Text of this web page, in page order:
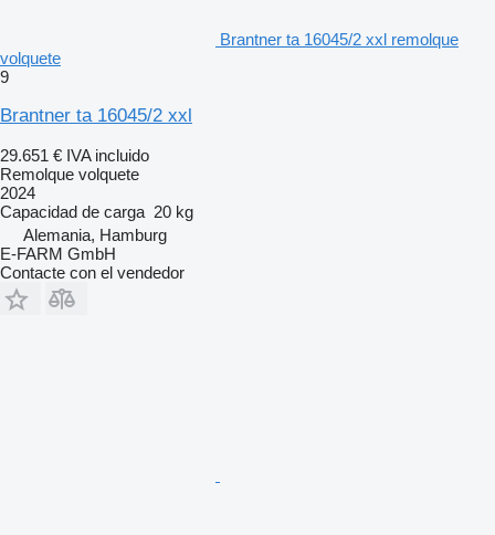
Brantner ta 16045/2 xxl remolque
volquete
9
Brantner ta 16045/2 xxl
29.651 € IVA incluido
Remolque volquete
2024
Capacidad de carga 20 kg
Alemania, Hamburg
E-FARM GmbH
Contacte con el vendedor